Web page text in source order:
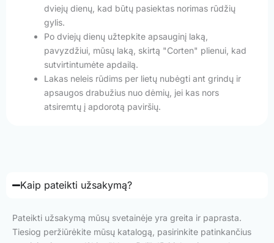
dviejų dienų, kad būtų pasiektas norimas rūdžių
gylis.
Po dviejų dienų užtepkite apsauginį laką,
pavyzdžiui, mūsų laką, skirtą "Corten" plienui, kad
sutvirtintumėte apdailą.
Lakas neleis rūdims per lietų nubėgti ant grindų ir
apsaugos drabužius nuo dėmių, jei kas nors
atsiremtų į apdorotą paviršių.
Kaip pateikti užsakymą?
Pateikti užsakymą mūsų svetainėje yra greita ir paprasta.
Tiesiog peržiūrėkite mūsų katalogą, pasirinkite patinkančius